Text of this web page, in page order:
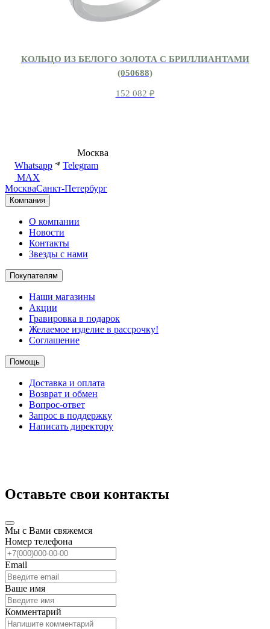
КОЛЬЦО ИЗ БЕЛОГО ЗОЛОТА С БРИЛЛИАНТАМИ
(050688)
152 082 ₽
Москва
Whatsapp
Telegram
MAX
МоскваСанкт-Петербург
Компания
О компании
Новости
Контакты
Звезды с нами
Покупателям
Наши магазины
Акции
Гравировка в подарок
Желаемое изделие в рассрочку!
Соглашение
Помощь
Доставка и оплата
Возврат и обмен
Вопрос-ответ
Запрос в поддержку
Написать директору
Оставьте свои контакты
Мы с Вами свяжемся
Номер телефона
Email
Ваше имя
Комментарий